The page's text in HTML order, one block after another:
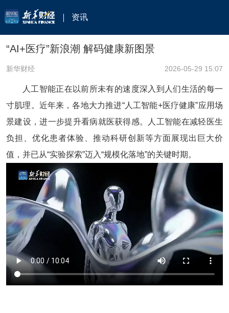
资讯
“AI+医疗”新浪潮 解码健康新图景
新华财经 2026-05-29 15:07
人工智能正在以前所未有的速度深入到人们生活的每一
寸肌理。近年来，各地大力推进“人工智能+医疗健康”应用场
景建设，进一步提升看病就医获得感。人工智能在减轻医生
负担、优化患者体验、推动科研创新等方面展现出巨大价
值，并已从“实验探索”迈入“规模化落地”的关键时期。